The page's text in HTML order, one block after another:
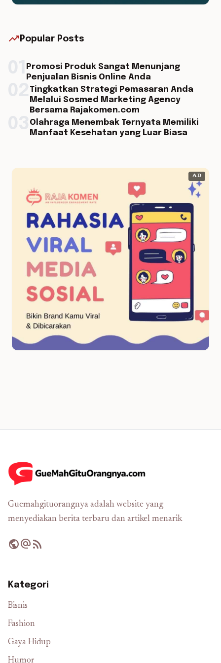
trending_up Popular Posts
Promosi Produk Sangat Menunjang
Penjualan Bisnis Online Anda
Tingkatkan Strategi Pemasaran Anda
Melalui Sosmed Marketing Agency
Bersama Rajakomen.com
Olahraga Menembak Ternyata Memiliki
Manfaat Kesehatan yang Luar Biasa
AD
Guemahgituorangnya adalah website yang
menyediakan berita terbaru dan artikel menarik
publicalternate_emailrss_feed
Kategori
Bisnis
Fashion
Gaya Hidup
Humor